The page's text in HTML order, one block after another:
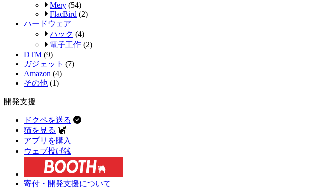
Mery (54)
FlacBird (2)
ハードウェア
ハック (4)
電子工作 (2)
DTM (9)
ガジェット (7)
Amazon (4)
その他 (1)
開発支援
ドクペを送る
猫を見る
アプリを購入
ウェブ投げ銭
寄付・開発支援について